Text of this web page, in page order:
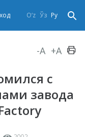
O‘z Ўз Ру
-A +A
с
завода